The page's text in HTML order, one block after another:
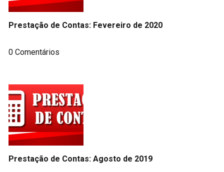
Prestação de Contas: Fevereiro de 2020
0 Comentários
Prestação de Contas: Agosto de 2019